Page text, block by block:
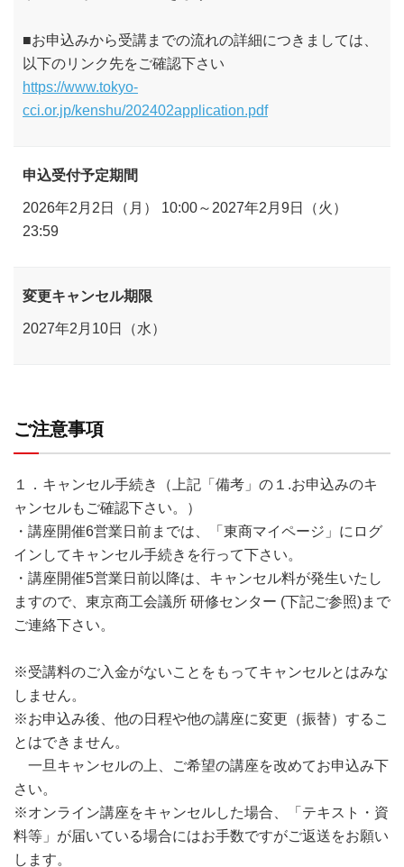
■お申込みから受講までの流れの詳細につきましては、
以下のリンク先をご確認下さい
https://www.tokyo-
cci.or.jp/kenshu/202402application.pdf
申込受付予定期間
2026年2月2日（月） 10:00～2027年2月9日（火）
23:59
変更キャンセル期限
2027年2月10日（水）
ご注意事項
１．キャンセル手続き（上記「備考」の１.お申込みのキ
ャンセルもご確認下さい。）
・講座開催6営業日前までは、「東商マイページ」にログ
インしてキャンセル手続きを行って下さい。
・講座開催5営業日前以降は、キャンセル料が発生いたし
ますので、東京商工会議所 研修センター (下記ご参照)まで
ご連絡下さい。
※受講料のご入金がないことをもってキャンセルとはみな
しません。
※お申込み後、他の日程や他の講座に変更（振替）するこ
とはできません。
一旦キャンセルの上、ご希望の講座を改めてお申込み下
さい。
※オンライン講座をキャンセルした場合、「テキスト・資
料等」が届いている場合にはお手数ですがご返送をお願い
します。